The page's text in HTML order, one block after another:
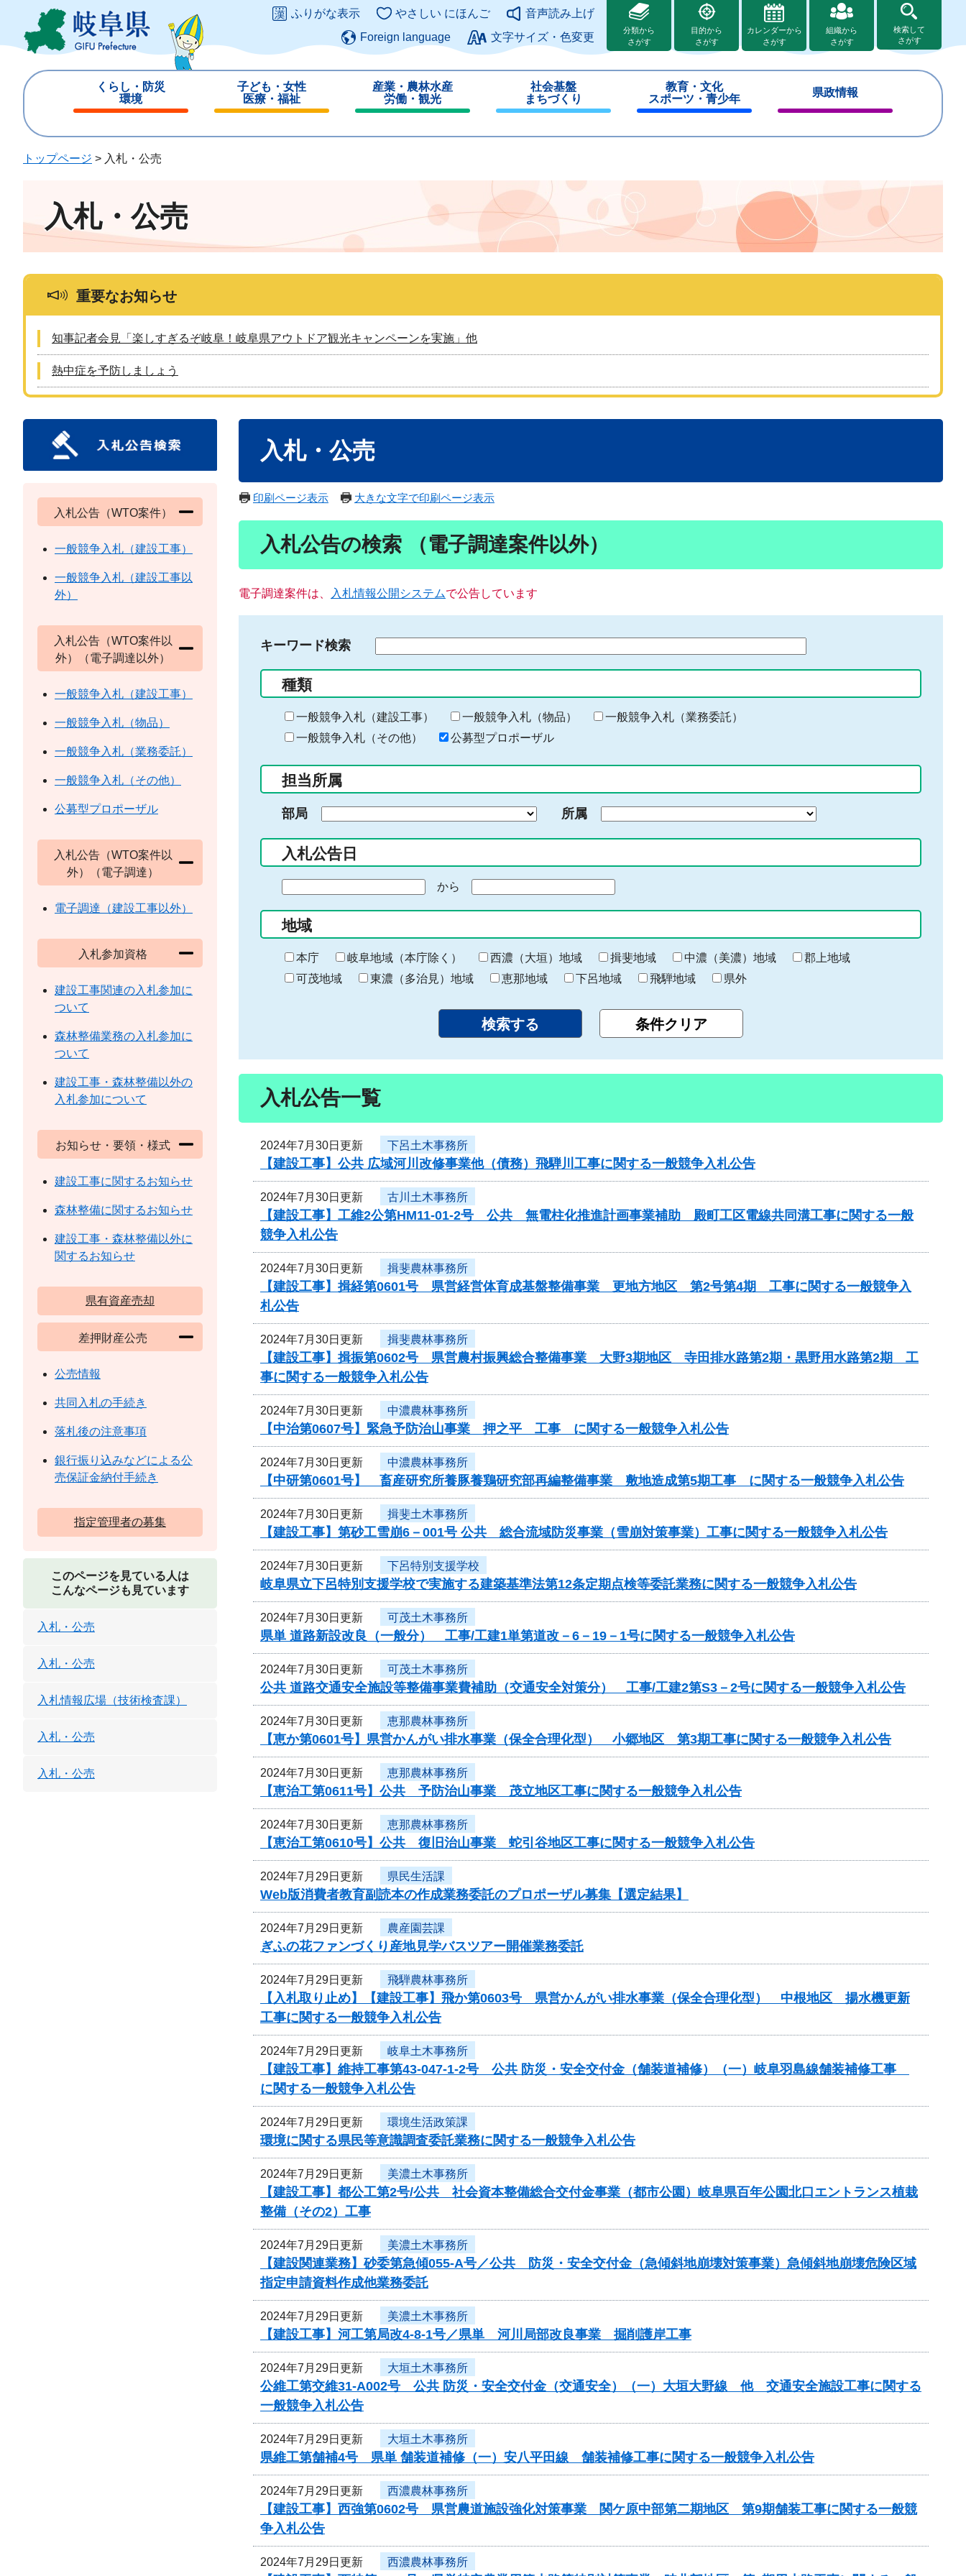
ジ
ュ
このページの本文へ
ふりがな表示 やさしい にほんご
音声読み上げ
Foreign language
文字サイズ・色変更
分類から
さがす
目的から
さがす
カレンダーから
さがす
組織から
さがす
検索して
さがす
くらし・防災
環境
じ
子ども・女性
医療・福祉
じ
産業・農林水産
労働・観光
じ
社会基盤
まちづくり
じ
教育・文化
スポーツ・青少年
じ
県政情報
じ
トップページ > 入札・公売
入札・公売
重要なお知らせ
知事記者会見「楽しすぎるぞ岐阜！岐阜県アウトドア観光キャンペーンを実施」他
熱中症を予防しましょう
入札・公売
印刷ページ表示 大きな文字で印刷ページ表示
入札公告の検索 （電子調達案件以外）
電子調達案件は、 入札情報公開システムで公告しています
キーワード検索
る
キ
ー
ー
入
力
種類
一般競争入札（建設工事） 一般競争入札（物品）
一般競争入札（業務委託）
一般競争入札（その他）
公募型プロポーザル
担当所属
部局 所属
入札公告日
の
始
ま
り
から
終
わ
り
地域
本庁 岐阜地域（本庁除く） 西濃（大垣）地域 揖斐地域 中濃（美濃）地域
郡上地域
可茂地域
東濃（多治見）地域 恵那地域 下呂地域 飛騨地域 県外
入札公告一覧
2024年7月30日更新 下呂土木事務所
【建設工事】公共 広域河川改修事業他（債務）飛騨川工事に関する一般競争入札公告
2024年7月30日更新 古川土木事務所
【建設工事】工維2公第HM11-01-2号 公共 無電柱化推進計画事業補助 殿町工区電線共同溝工事に関する一般
競争入札公告
2024年7月30日更新 揖斐農林事務所
【建設工事】揖経第0601号 県営経営体育成基盤整備事業 更地方地区 第2号第4期 工事に関する一般競争入
札公告
2024年7月30日更新 揖斐農林事務所
【建設工事】揖振第0602号 県営農村振興総合整備事業 大野3期地区 寺田排水路第2期・黒野用水路第2期 工
事に関する一般競争入札公告
2024年7月30日更新 中濃農林事務所
【中治第0607号】緊急予防治山事業 押之平 工事 に関する一般競争入札公告
2024年7月30日更新 中濃農林事務所
【中研第0601号】 畜産研究所養豚養鶏研究部再編整備事業 敷地造成第5期工事 に関する一般競争入札公告
2024年7月30日更新 揖斐土木事務所
【建設工事】第砂工雪崩6－001号 公共 総合流域防災事業（雪崩対策事業）工事に関する一般競争入札公告
2024年7月30日更新 下呂特別支援学校
岐阜県立下呂特別支援学校で実施する建築基準法第12条定期点検等委託業務に関する一般競争入札公告
2024年7月30日更新 可茂土木事務所
県単 道路新設改良（一般分） 工事/工建1単第道改－6－19－1号に関する一般競争入札公告
2024年7月30日更新 可茂土木事務所
公共 道路交通安全施設等整備事業費補助（交通安全対策分） 工事/工建2第S3－2号に関する一般競争入札公告
2024年7月30日更新 恵那農林事務所
【恵か第0601号】県営かんがい排水事業（保全合理化型） 小郷地区 第3期工事に関する一般競争入札公告
2024年7月30日更新 恵那農林事務所
【恵治工第0611号】公共 予防治山事業 茂立地区工事に関する一般競争入札公告
2024年7月30日更新 恵那農林事務所
【恵治工第0610号】公共 復旧治山事業 蛇引谷地区工事に関する一般競争入札公告
2024年7月29日更新 県民生活課
Web版消費者教育副読本の作成業務委託のプロポーザル募集【選定結果】
2024年7月29日更新 農産園芸課
ぎふの花ファンづくり産地見学バスツアー開催業務委託
2024年7月29日更新 飛騨農林事務所
【入札取り止め】【建設工事】飛か第0603号 県営かんがい排水事業（保全合理化型） 中根地区 揚水機更新
工事に関する一般競争入札公告
2024年7月29日更新 岐阜土木事務所
【建設工事】維持工事第43-047-1-2号 公共 防災・安全交付金（舗装道補修）（一）岐阜羽島線舗装補修工事
に関する一般競争入札公告
2024年7月29日更新 環境生活政策課
環境に関する県民等意識調査委託業務に関する一般競争入札公告
2024年7月29日更新 美濃土木事務所
【建設工事】都公工第2号/公共 社会資本整備総合交付金事業（都市公園）岐阜県百年公園北口エントランス植栽
整備（その2）工事
2024年7月29日更新 美濃土木事務所
【建設関連業務】砂委第急傾055-A号／公共 防災・安全交付金（急傾斜地崩壊対策事業）急傾斜地崩壊危険区域
指定申請資料作成他業務委託
2024年7月29日更新 美濃土木事務所
【建設工事】河工第局改4-8-1号／県単 河川局部改良事業 掘削護岸工事
2024年7月29日更新 大垣土木事務所
公維工第交維31-A002号 公共 防災・安全交付金（交通安全）（一）大垣大野線 他 交通安全施設工事に関する
一般競争入札公告
2024年7月29日更新 大垣土木事務所
県維工第舗補4号 県単 舗装道補修（一）安八平田線 舗装補修工事に関する一般競争入札公告
2024年7月29日更新 西濃農林事務所
【建設工事】西強第0602号 県営農道施設強化対策事業 関ケ原中部第二期地区 第9期舗装工事に関する一般競
争入札公告
2024年7月29日更新 西濃農林事務所
入札公告（WTO案件）
一般競争入札（建設工事）
一般競争入札（建設工事以
外）
入札公告（WTO案件以
外）（電子調達以外）
一般競争入札（建設工事）
一般競争入札（物品）
一般競争入札（業務委託）
一般競争入札（その他）
公募型プロポーザル
入札公告（WTO案件以
外）（電子調達）
電子調達（建設工事以外）
入札参加資格
建設工事関連の入札参加に
ついて
森林整備業務の入札参加に
ついて
建設工事・森林整備以外の
入札参加について
お知らせ・要領・様式
建設工事に関するお知らせ
森林整備に関するお知らせ
建設工事・森林整備以外に
関するお知らせ
県有資産売却
差押財産公売
公売情報
共同入札の手続き
落札後の注意事項
銀行振り込みなどによる公
売保証金納付手続き
指定管理者の募集
このページを見ている人は
こんなページも見ています
入札・公売
入札・公売
入札情報広場（技術検査課）
入札・公売
入札・公売